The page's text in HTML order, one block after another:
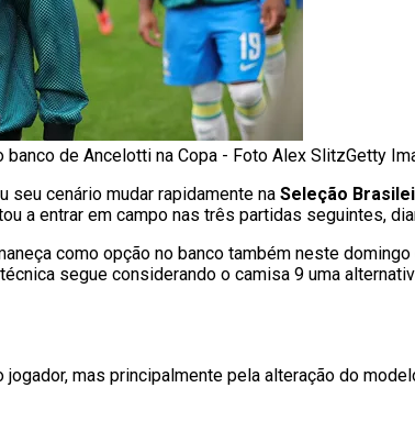
de Ancelotti na Copa - Foto Alex SlitzGetty
seu cenário mudar rapidamente na Seleção
a entrar em campo nas três partidas seguintes,
como opção no banco também neste domingo
segue considerando o camisa 9 uma
mas principalmente pela alteração do